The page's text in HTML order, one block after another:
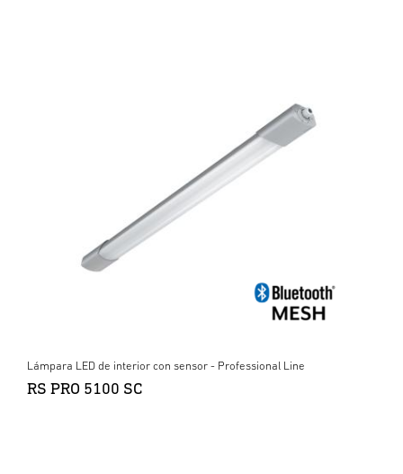
Lámpara LED de interior con sensor - Professional Line
RS PRO 5100 SC